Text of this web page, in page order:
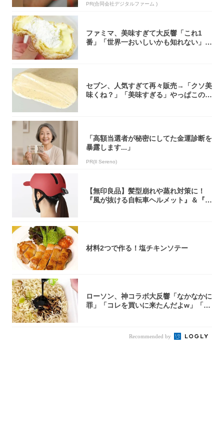
PR(合同会社デジタルファーム )
ファミマ、美味すぎて大反響「これ1
番」「世界一おいしいかも知れない」
セブン、人気すぎて再々販売→「クソ美
味くね？」「美味すぎる」やっぱこのク
「高額当選者が秘密にしてた金運診断を
暴露します...」
PR(Il Sereno)
【無印良品】髪型崩れや蒸れ対策に！
『風が抜ける自転車ヘルメット』＆『2
材料2つで作る！塩チキンソテー
ローソン、神コラボ大反響「なかなかに
罪」「コレを買いに来たんだよw」「３
Recommended by